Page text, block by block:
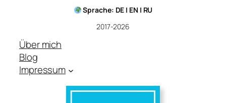
Sprache: DE | EN | RU
2017-2026
Über mich
Blog
Impressum